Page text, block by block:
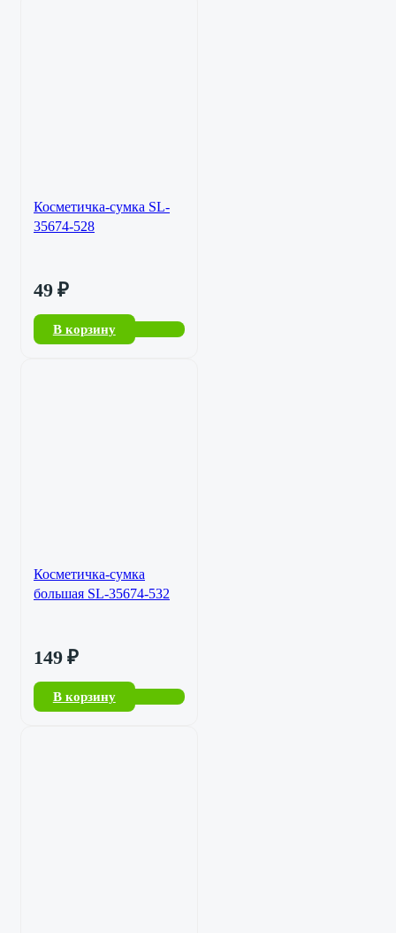
Косметичка-сумка SL-
35674-528
49 ₽
В корзину
Косметичка-сумка
большая SL-35674-532
149 ₽
В корзину